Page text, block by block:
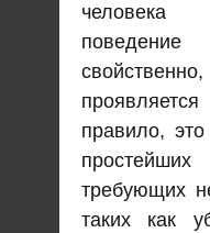
правило,
требующих
таких как